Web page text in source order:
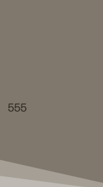
555